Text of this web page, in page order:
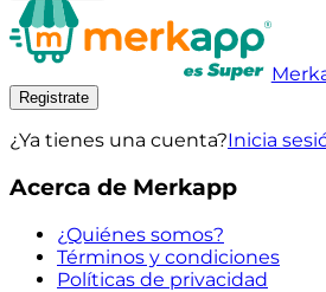
Registrate
¿Ya tienes una cuenta?Inicia
Acerca de Merkapp
¿Quiénes somos?
Términos y condiciones
Políticas de privacidad